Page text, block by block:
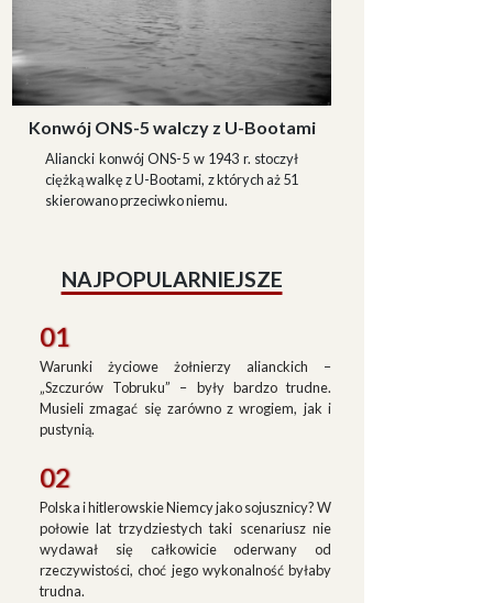
Konwój ONS-5 walczy z U-Bootami
Aliancki konwój ONS-5 w 1943 r. stoczył
ciężką walkę z U-Bootami, z których aż 51
skierowano przeciwko niemu.
NAJPOPULARNIEJSZE
01
Warunki życiowe żołnierzy alianckich –
„Szczurów Tobruku” – były bardzo trudne.
Musieli zmagać się zarówno z wrogiem, jak i
pustynią.
02
Polska i hitlerowskie Niemcy jako sojusznicy? W
połowie lat trzydziestych taki scenariusz nie
wydawał się całkowicie oderwany od
rzeczywistości, choć jego wykonalność byłaby
trudna.